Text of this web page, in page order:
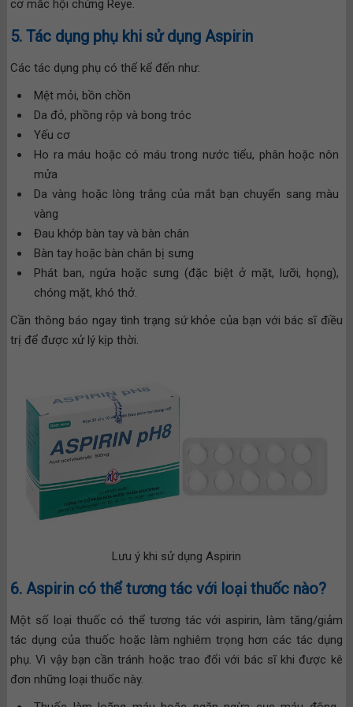
cơ mắc hội chứng Reye.
5. Tác dụng phụ khi sử dụng Aspirin
Các tác dụng phụ có thể kể đến như:
Mệt mỏi, bồn chồn
Da đỏ, phồng rộp và bong tróc
Yếu cơ
Ho ra máu hoặc có máu trong nước tiểu, phân hoặc nôn
mửa
Da vàng hoặc lòng trắng của mắt bạn chuyển sang màu
vàng
Đau khớp bàn tay và bàn chân
Bàn tay hoặc bàn chân bị sưng
Phát ban, ngứa hoặc sưng (đặc biệt ở mặt, lưỡi, họng),
chóng mặt, khó thở.
Cần thông báo ngay tình trạng sứ khỏe của bạn với bác sĩ điều
trị để được xử lý kịp thời.
Lưu ý khi sử dụng Aspirin
6. Aspirin có thể tương tác với loại thuốc nào?
Một số loại thuốc có thể tương tác với aspirin, làm tăng/giảm
tác dụng của thuốc hoặc làm nghiêm trọng hơn các tác dụng
phụ. Vì vậy bạn cần tránh hoặc trao đổi với bác sĩ khi được kê
đơn những loại thuốc này.